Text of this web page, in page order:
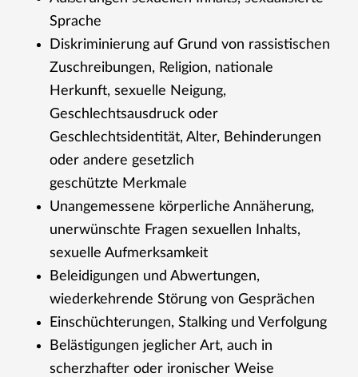
Sprache
Diskriminierung auf Grund von rassistischen
Zuschreibungen, Religion, nationale
Herkunft, sexuelle Neigung,
Geschlechtsausdruck oder
Geschlechtsidentität, Alter, Behinderungen
oder andere gesetzlich
geschützte Merkmale
Unangemessene körperliche Annäherung,
unerwünschte Fragen sexuellen Inhalts,
sexuelle Aufmerksamkeit
Beleidigungen und Abwertungen,
wiederkehrende Störung von Gesprächen
Einschüchterungen, Stalking und Verfolgung
Belästigungen jeglicher Art, auch in
scherzhafter oder ironischer Weise